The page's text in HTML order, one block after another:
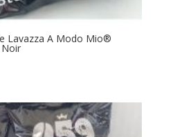
Lavazza A Modo Mio®